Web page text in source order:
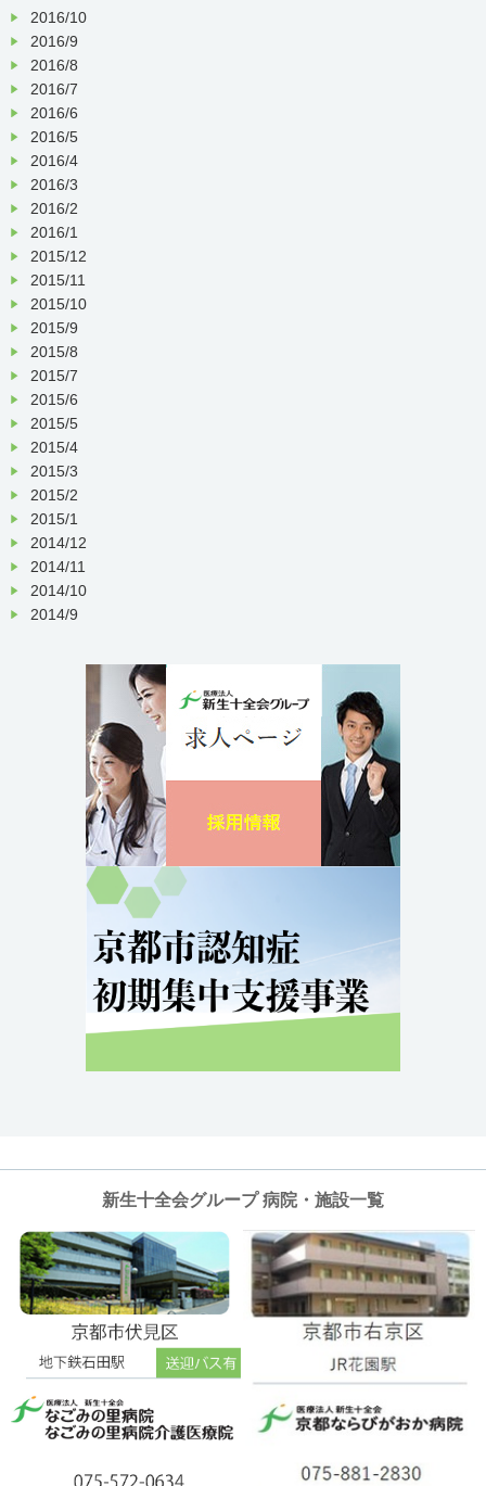
2016/10
2016/9
2016/8
2016/7
2016/6
2016/5
2016/4
2016/3
2016/2
2016/1
2015/12
2015/11
2015/10
2015/9
2015/8
2015/7
2015/6
2015/5
2015/4
2015/3
2015/2
2015/1
2014/12
2014/11
2014/10
2014/9
新生十全会グループ 病院・施設一覧